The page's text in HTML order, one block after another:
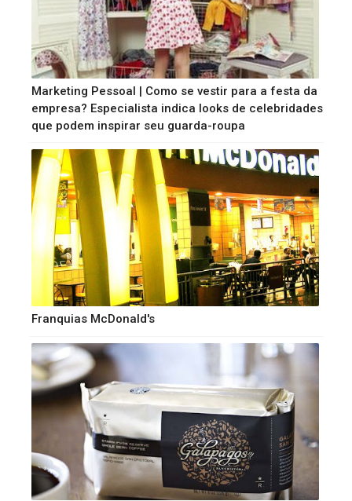
Marketing Pessoal | Como se vestir para a festa da
empresa? Especialista indica looks de celebridades
que podem inspirar seu guarda-roupa
Franquias McDonald's